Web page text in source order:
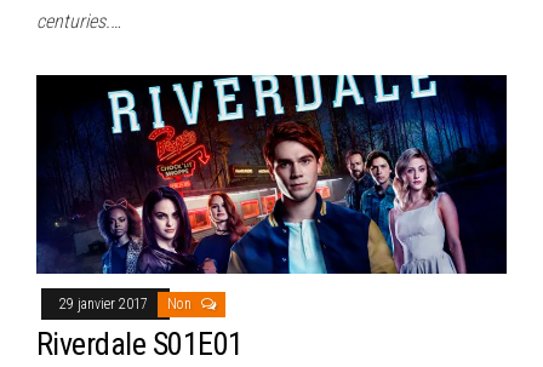
centuries.…
29 janvier 2017 Non
Riverdale S01E01